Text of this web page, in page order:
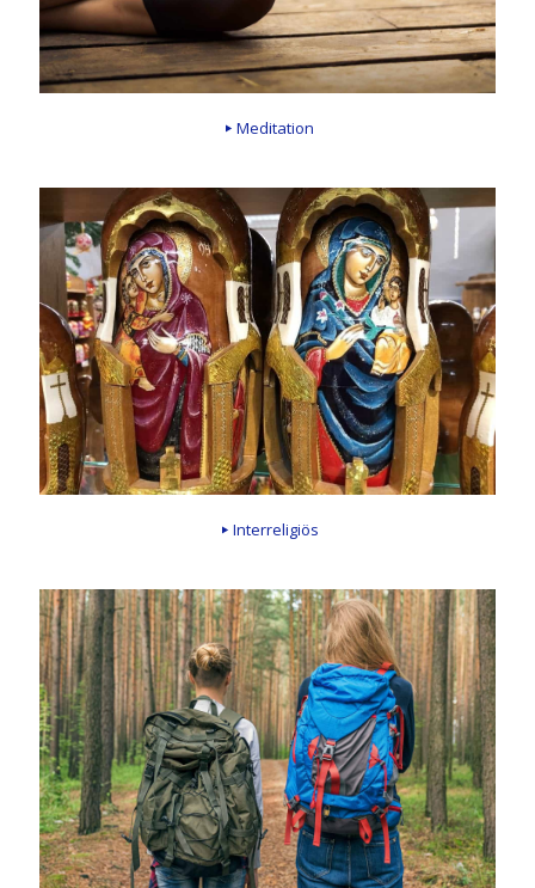
Meditation
Interreligiös